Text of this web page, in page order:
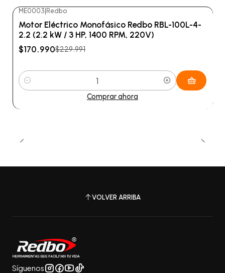
ME0003 Redbo
Motor Eléctrico Monofásico Redbo RBL-100L-4-
2.2 (2.2 kW / 3 HP, 1400 RPM, 220V)
$170.990$229.991
Cantidad
Comprar ahora
VOLVER ARRIBA
Síguenos